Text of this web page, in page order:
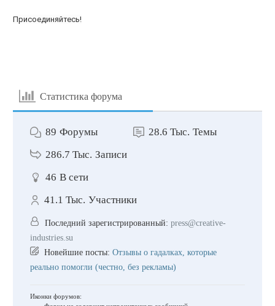
Присоединяйтесь!
Статистика форума
89 Форумы 28.6 Тыс. Темы
286.7 Тыс. Записи
46 В сети
41.1 Тыс. Участники
Последний зарегистрированный: press@creative-
industries.su
Новейшие посты: Отзывы о гадалках, которые
реально помогли (честно, без рекламы)
Иконки форумов: